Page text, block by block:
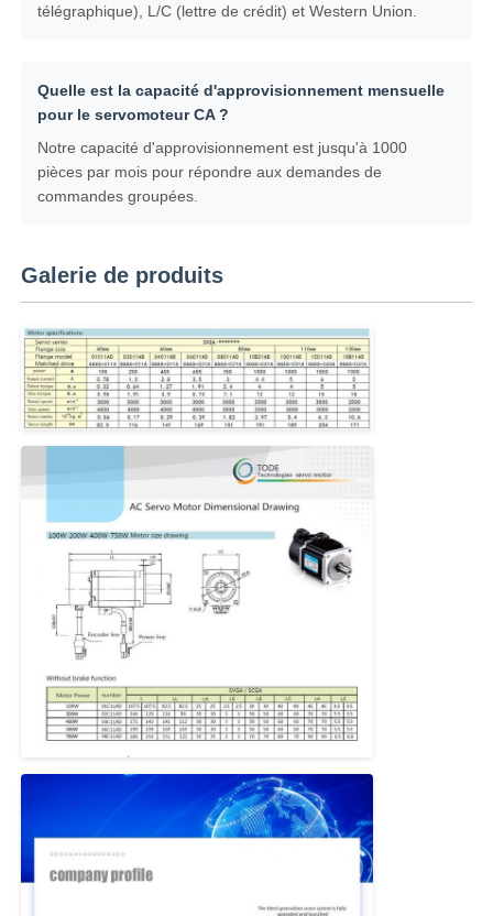
télégraphique), L/C (lettre de crédit) et Western Union.
Quelle est la capacité d'approvisionnement mensuelle
pour le servomoteur CA ?
Notre capacité d'approvisionnement est jusqu'à 1000
pièces par mois pour répondre aux demandes de
commandes groupées.
Galerie de produits